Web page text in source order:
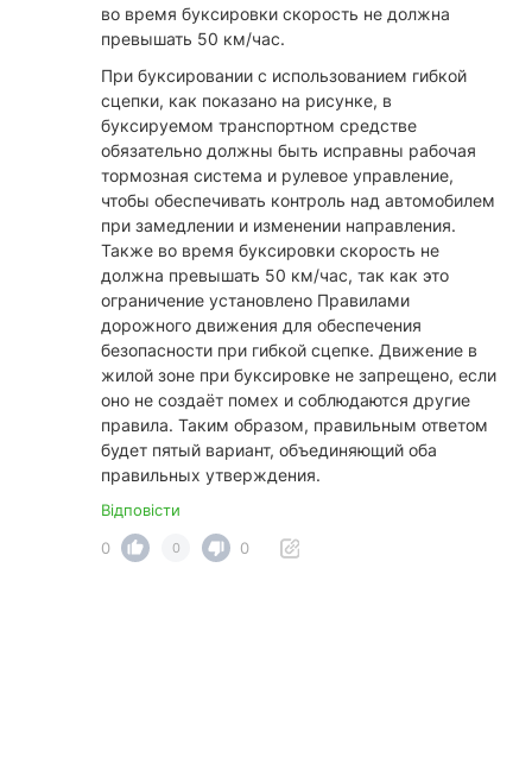
во время буксировки скорость не должна
превышать 50 км/час.
При буксировании с использованием гибкой
сцепки, как показано на рисунке, в
буксируемом транспортном средстве
обязательно должны быть исправны рабочая
тормозная система и рулевое управление,
чтобы обеспечивать контроль над автомобилем
при замедлении и изменении направления.
Также во время буксировки скорость не
должна превышать 50 км/час, так как это
ограничение установлено Правилами
дорожного движения для обеспечения
безопасности при гибкой сцепке. Движение в
жилой зоне при буксировке не запрещено, если
оно не создаёт помех и соблюдаются другие
правила. Таким образом, правильным ответом
будет пятый вариант, объединяющий оба
правильных утверждения.
Відповісти
0
0 0